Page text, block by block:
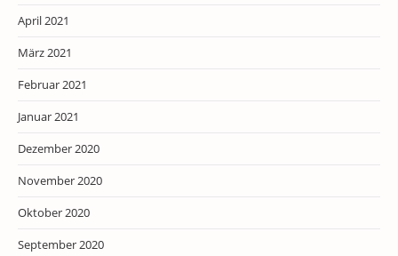
April 2021
März 2021
Februar 2021
Januar 2021
Dezember 2020
November 2020
Oktober 2020
September 2020